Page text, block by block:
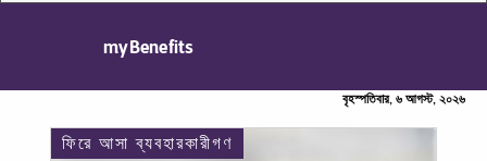
myBenefits
বৃহস্পতিবার, ৬ আগস্ট, ২০২৬
ফিরে আসা ব্যবহারকারীগণ